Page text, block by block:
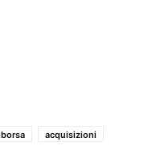
borsa
acquisizioni